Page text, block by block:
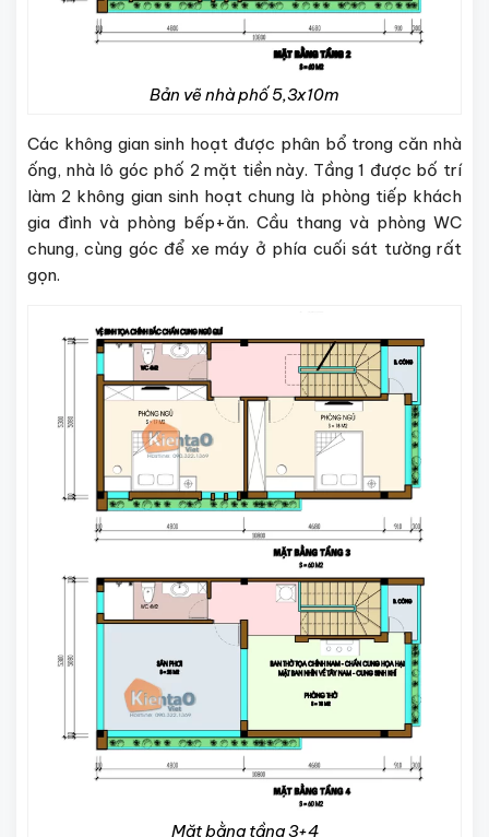
Bản vẽ nhà phố 5,3x10m
Các không gian sinh hoạt được phân bổ trong căn nhà
ống, nhà lô góc phố 2 mặt tiền này. Tầng 1 được bố trí
làm 2 không gian sinh hoạt chung là phòng tiếp khách
gia đình và phòng bếp+ăn. Cầu thang và phòng WC
chung, cùng góc để xe máy ở phía cuối sát tường rất
gọn.
Mặt bằng tầng 3+4